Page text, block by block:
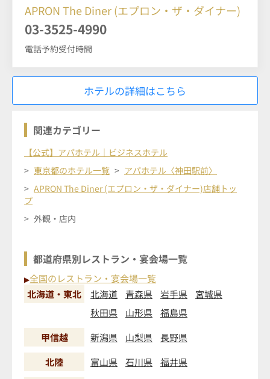
APRON The Diner (エプロン・ザ・ダイナー)
03-3525-4990
電話予約受付時間
ホテルの詳細はこちら
関連カテゴリー
【公式】アパホテル｜ビジネスホテル
東京都のホテル一覧
アパホテル〈神田駅前〉
APRON The Diner (エプロン・ザ・ダイナー)店舗トッ
プ
外観・店内
都道府県別レストラン・宴会場一覧
▶全国のレストラン・宴会場一覧
北海道・東北
北海道 青森県 岩手県
宮城県
秋田県
山形県
福島県
甲信越
新潟県 山梨県
長野県
北陸
富山県 石川県
福井県